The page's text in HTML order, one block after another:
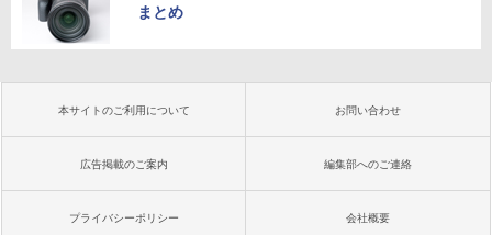
まとめ
本サイトのご利用について お問い合わせ
広告掲載のご案内 編集部へのご連絡
プライバシーポリシー 会社概要